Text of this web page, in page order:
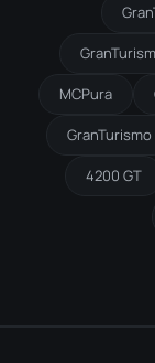
MCPura
GranTurismo
4200 GT